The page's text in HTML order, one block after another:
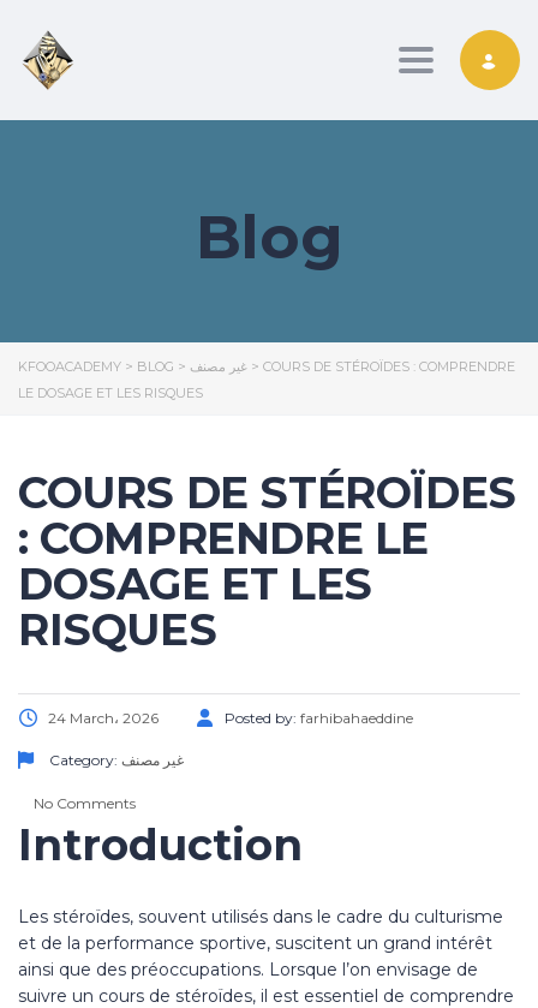
Toggle
Blog
KFOOACADEMY > BLOG > غير مصنف > COURS DE STÉROÏDES : COMPRENDRE
LE DOSAGE ET LES RISQUES
COURS DE STÉROÏDES
: COMPRENDRE LE
DOSAGE ET LES
RISQUES
24 March، 2026 Posted by: farhibahaeddine
Category: غير مصنف
No Comments
Introduction
Les stéroïdes, souvent utilisés dans le cadre du culturisme
et de la performance sportive, suscitent un grand intérêt
ainsi que des préoccupations. Lorsque l’on envisage de
suivre un cours de stéroïdes, il est essentiel de comprendre